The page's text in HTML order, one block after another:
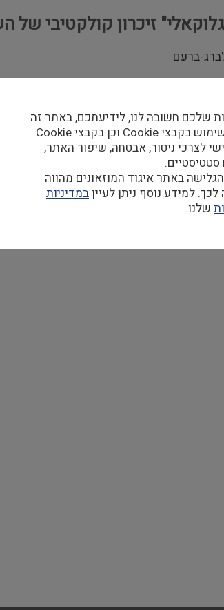
זיכרון קולקטיבי של
ברעם
למאמר המבוסס על תיזה של אורית
המאמר תורגם לאנגלית בסיועו שלאיגוד
שלכם חשובה לנו, לידיעתכם, באתר זה
נעשה שימוש בקבצי Cookie וכן בקבצי Cookie
לצרכי ניטור, אבטחה, שיפור האתר,
סטטיסטיים.
באתר איגוד המוזאונים מהווה
למידע נוסף ניתן לעייןבמדיניות
שלנו.